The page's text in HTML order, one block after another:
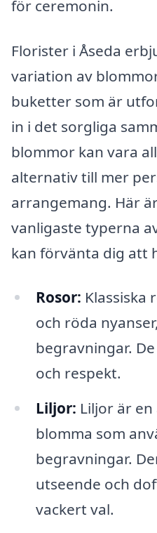
för ceremonin.
Florister i Åseda
variation av
buketter som är
in i det sorgliga
blommor kan vara
alternativ till mer
arrangemang. Här
vanligaste typerna
kan förvänta dig att
Rosor: Klassiska
och röda
begravningar.
och respekt.
Liljor: Liljor är
blomma som
begravningar.
utseende och
vackert val.